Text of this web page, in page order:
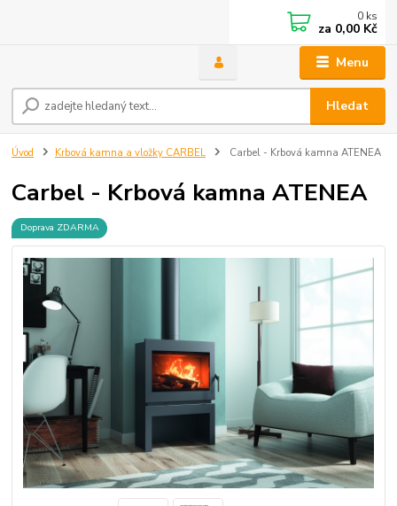
Menu
Hledat
0 ks
za 0,00 Kč
Úvod Krbová kamna a vložky CARBEL Carbel - Krbová kamna ATENEA
Carbel - Krbová kamna ATENEA
Doprava ZDARMA